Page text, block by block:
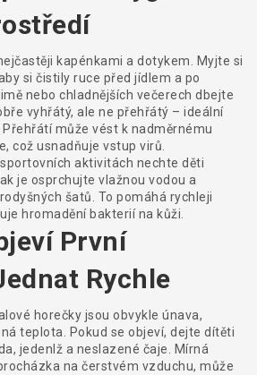
kapénkami a dotykem. Myjte si
si čistily ruce před jídlem a po
nebo chladnějších večerech dbejte
vyhřátý, ale ne přehřátý – ideální
Přehřátí může vést k nadměrnému
což usnadňuje vstup virů.
aktivitách nechte děti
je osprchujte vlažnou vodou a
šatů. To pomáhá rychleji
hromadění bakterií na kůži.
První
Rychle
horečky jsou obvykle únava,
teplota. Pokud se objeví, dejte dítěti
jedenlž a neslazené čaje. Mírná
na čerstvém vzduchu, může